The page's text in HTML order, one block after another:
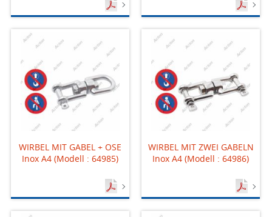
WIRBEL MIT GABEL + OSE
Inox A4 (Modell : 64985)
WIRBEL MIT ZWEI GABELN
Inox A4 (Modell : 64986)